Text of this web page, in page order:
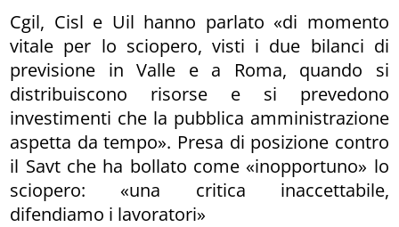
Cgil, Cisl e Uil hanno parlato «di momento
vitale per lo sciopero, visti i due bilanci di
previsione in Valle e a Roma, quando si
distribuiscono risorse e si prevedono
investimenti che la pubblica amministrazione
aspetta da tempo». Presa di posizione contro
il Savt che ha bollato come «inopportuno» lo
sciopero: «una critica inaccettabile,
difendiamo i lavoratori»